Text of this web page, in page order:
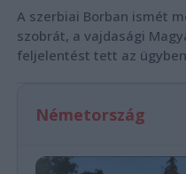
A szerbiai Borban ismét
szobrát, a vajdasági
feljelentést tett az
Németország